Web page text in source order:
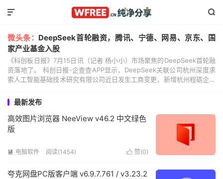


微头条： DeepSeek首轮融资，腾讯、宁德、网易、京东、国
家产业基金入股
《科创板日报》7月15日讯（记者 杨小小）市场聚焦的DeepSeek首轮融
资落地了。 科创日报-企查查APP显示，DeepSeek关联公司杭州深度求
索人工智能基础技术研究有限公司近日发生工商变更，新增杭州程砺企业
最新发布
高效图片浏览器 NeeView v46.2 中文绿色
版
 赞(0)
 电脑软件 阅读(1454)
夸克网盘PC版客户端 v6.9.7.761 / v3.23.2